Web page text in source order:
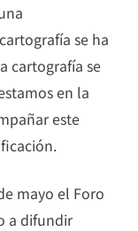
se ha
cartografía se
en la
este
mayo el Foro
a difundir